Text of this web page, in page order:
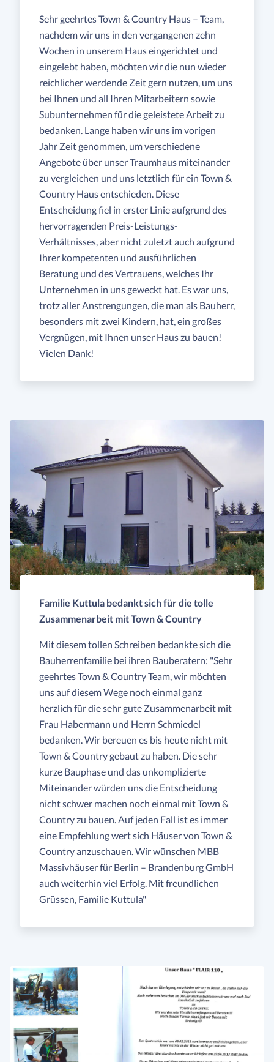
Sehr geehrtes Town & Country Haus – Team,
nachdem wir uns in den vergangenen zehn
Wochen in unserem Haus eingerichtet und
eingelebt haben, möchten wir die nun wieder
reichlicher werdende Zeit gern nutzen, um uns
bei Ihnen und all Ihren Mitarbeitern sowie
Subunternehmen für die geleistete Arbeit zu
bedanken. Lange haben wir uns im vorigen
Jahr Zeit genommen, um verschiedene
Angebote über unser Traumhaus miteinander
zu vergleichen und uns letztlich für ein Town &
Country Haus entschieden. Diese
Entscheidung fiel in erster Linie aufgrund des
hervorragenden Preis-Leistungs-
Verhältnisses, aber nicht zuletzt auch aufgrund
Ihrer kompetenten und ausführlichen
Beratung und des Vertrauens, welches Ihr
Unternehmen in uns geweckt hat. Es war uns,
trotz aller Anstrengungen, die man als Bauherr,
besonders mit zwei Kindern, hat, ein großes
Vergnügen, mit Ihnen unser Haus zu bauen!
Vielen Dank!
Familie Kuttula bedankt sich für die tolle
Zusammenarbeit mit Town & Country
Mit diesem tollen Schreiben bedankte sich die
Bauherrenfamilie bei ihren Bauberatern: "Sehr
geehrtes Town & Country Team, wir möchten
uns auf diesem Wege noch einmal ganz
herzlich für die sehr gute Zusammenarbeit mit
Frau Habermann und Herrn Schmiedel
bedanken. Wir bereuen es bis heute nicht mit
Town & Country gebaut zu haben. Die sehr
kurze Bauphase und das unkomplizierte
Miteinander würden uns die Entscheidung
nicht schwer machen noch einmal mit Town &
Country zu bauen. Auf jeden Fall ist es immer
eine Empfehlung wert sich Häuser von Town &
Country anzuschauen. Wir wünschen MBB
Massivhäuser für Berlin – Brandenburg GmbH
auch weiterhin viel Erfolg. Mit freundlichen
Grüssen, Familie Kuttula"